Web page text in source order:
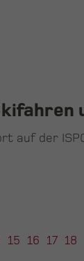
auf der
15 16 17 18